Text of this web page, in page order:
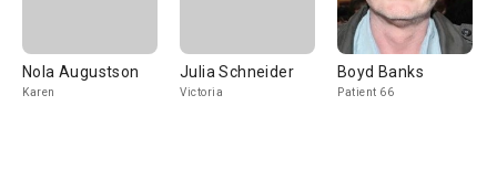
Nola Augustson
Karen
Julia Schneider
Victoria
Boyd Banks
Patient 66